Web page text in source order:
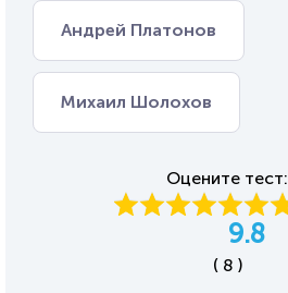
Андрей Платонов
Михаил Шолохов
Оцените тест:
9.8
( 8 )